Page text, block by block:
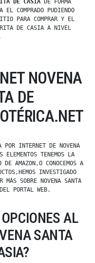
DE CASIA DE FORMA
COMPRADO PUDIENDO
PARA COMPRAR Y EL
RITA DE CASIA A NIVEL
NOVENA
DE
POR INTERNET DE NOVENA
TENEMOS LA
AMAZON,O CONOCEMOS A
INVESTIGADO
MÁS SOBRE NOVENA SANTA
PORTAL WEB.
AL
SANTA